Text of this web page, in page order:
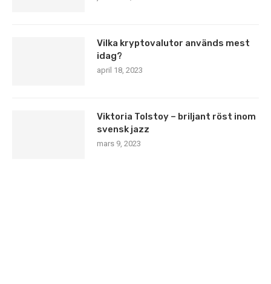
Vilka kryptovalutor används mest
idag?
april 18, 2023
Viktoria Tolstoy – briljant röst inom
svensk jazz
mars 9, 2023